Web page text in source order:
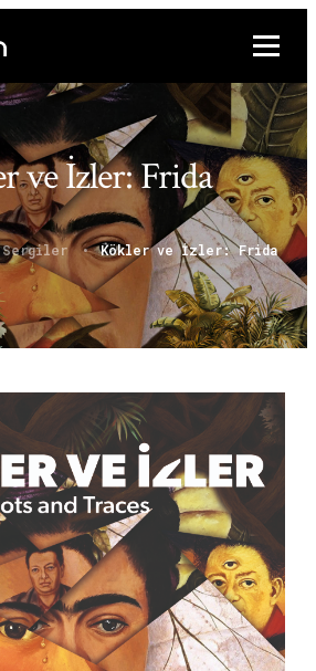
ve İzler: Frida
Sergiler Kökler ve İzler: Frida